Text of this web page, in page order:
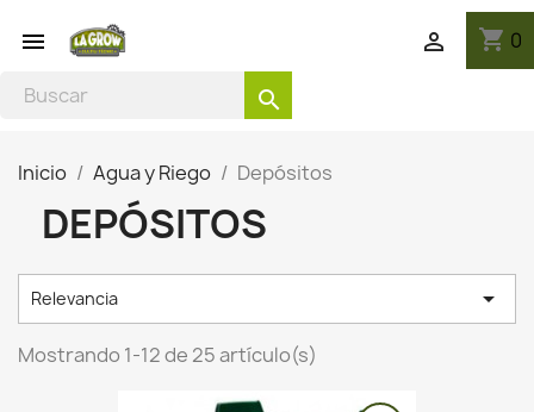
 shopping_cart 0

search
Inicio Agua y Riego Depósitos
DEPÓSITOS
Relevancia 
Mostrando 1-12 de 25 artículo(s)